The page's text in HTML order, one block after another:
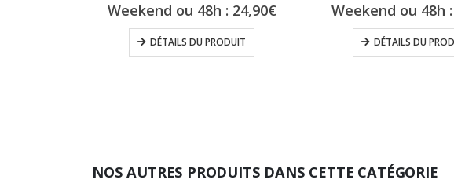
Weekend ou 48h : 24,90€
DÉTAILS DU PRODUIT
Weekend ou 48h :
DÉTAILS DU
NOS AUTRES PRODUITS DANS CETTE CATÉGORIE